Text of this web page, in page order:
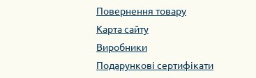
Повернення товару
Карта сайту
Виробники
Подарункові сертифікати